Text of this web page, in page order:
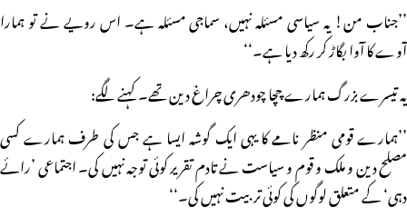
’’جناب من! یہ سیاسی مسئلہ نہیں، سماجی مسئلہ ہے۔ اس رویے نے تو ہمارا
آوے کا آوا بگاڑ کر رکھ دیا ہے۔‘‘
یہ تیسرے بزرگ ہمارے چچا چودھری چراغ دین تھے۔ کہنے لگے:
’’ہمارے قومی منظر نامے کا یہی ایک گوشہ ایسا ہے جس کی طرف ہمارے کسی
مصلح دین و ملک و قوم و سیاست نے تادم تقریر کوئی توجہ نہیں کی۔ اجتماعی ’رائے
دہی‘ کے متعلق لوگوں کی کوئی تربیت نہیں کی۔‘‘